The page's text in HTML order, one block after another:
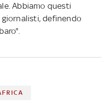
Abbiamo questi
definendo